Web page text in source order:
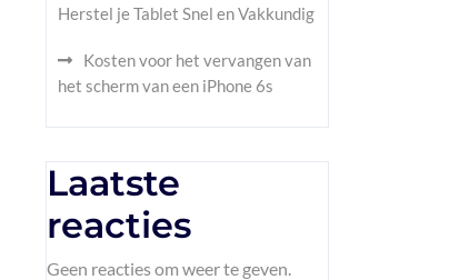
Herstel je Tablet Snel en Vakkundig
Kosten voor het vervangen van
het scherm van een iPhone 6s
Laatste
reacties
Geen reacties om weer te geven.